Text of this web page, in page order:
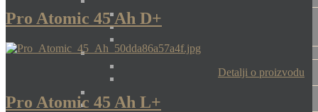
Pro Atomic 45 Ah D+
Detalji o proizvodu
Pro Atomic 45 Ah L+